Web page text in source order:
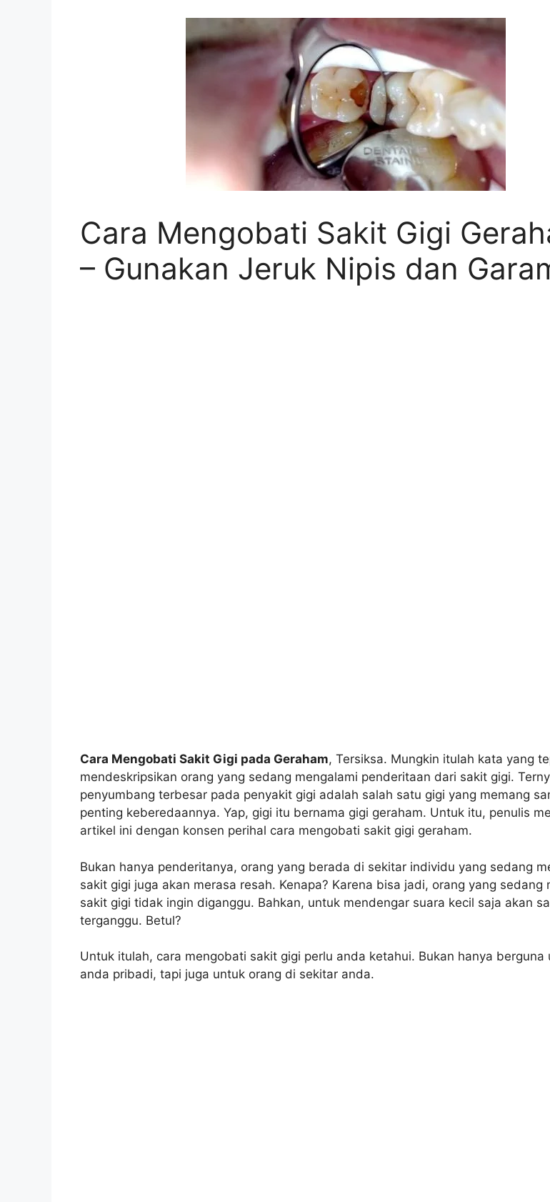
Cara Mengobati Sakit Gigi
– Gunakan Jeruk Nipis dan
Cara Mengobati Sakit Gigi pada Geraham, Tersiksa. Mungkin itulah kata yang
mendeskripsikan orang yang sedang mengalami penderitaan dari sakit gigi.
penyumbang terbesar pada penyakit gigi adalah salah satu gigi yang memang
penting keberedaannya. Yap, gigi itu bernama gigi geraham. Untuk itu, penulis
artikel ini dengan konsen perihal cara mengobati sakit gigi geraham.
Bukan hanya penderitanya, orang yang berada di sekitar individu yang sedang
sakit gigi juga akan merasa resah. Kenapa? Karena bisa jadi, orang yang sedang
sakit gigi tidak ingin diganggu. Bahkan, untuk mendengar suara kecil saja akan
terganggu. Betul?
Untuk itulah, cara mengobati sakit gigi perlu anda ketahui. Bukan hanya berguna
anda pribadi, tapi juga untuk orang di sekitar anda.